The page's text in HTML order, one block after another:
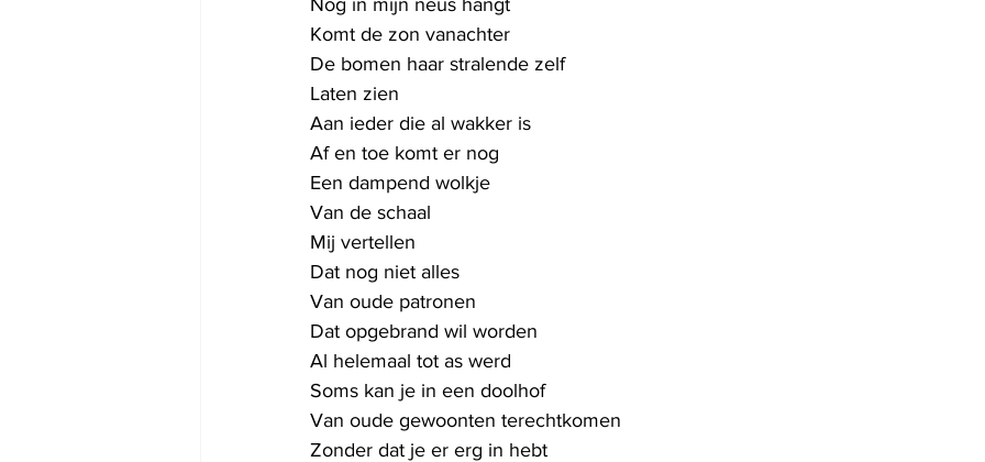
Nog in mijn neus hangt
Komt de zon vanachter
De bomen haar stralende zelf
Laten zien
Aan ieder die al wakker is
Af en toe komt er nog
Een dampend wolkje
Van de schaal
Mij vertellen
Dat nog niet alles
Van oude patronen
Dat opgebrand wil worden
Al helemaal tot as werd
Soms kan je in een doolhof
Van oude gewoonten terechtkomen
Zonder dat je er erg in hebt